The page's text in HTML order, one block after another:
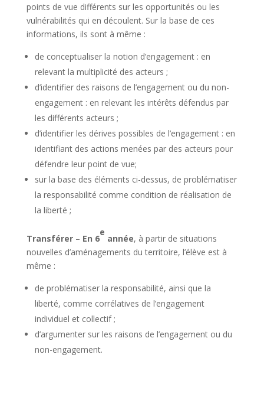
points de vue différents sur les opportunités ou les
vulnérabilités qui en découlent. Sur la base de ces
informations, ils sont à même :
de conceptualiser la notion d’engagement : en
relevant la multiplicité des acteurs ;
d’identifier des raisons de l’engagement ou du non-
engagement : en relevant les intérêts défendus par
les différents acteurs ;
d’identifier les dérives possibles de l’engagement : en
identifiant des actions menées par des acteurs pour
défendre leur point de vue;
sur la base des éléments ci-dessus, de problématiser
la responsabilité comme condition de réalisation de
la liberté ;
Transférer – En 6
e
année, à partir de situations
nouvelles d’aménagements du territoire, l’élève est à
même :
de problématiser la responsabilité, ainsi que la
liberté, comme corrélatives de l’engagement
individuel et collectif ;
d’argumenter sur les raisons de l’engagement ou du
non-engagement.